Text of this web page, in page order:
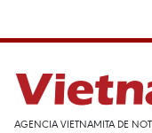
AGENCIA VIETNAMITA DE